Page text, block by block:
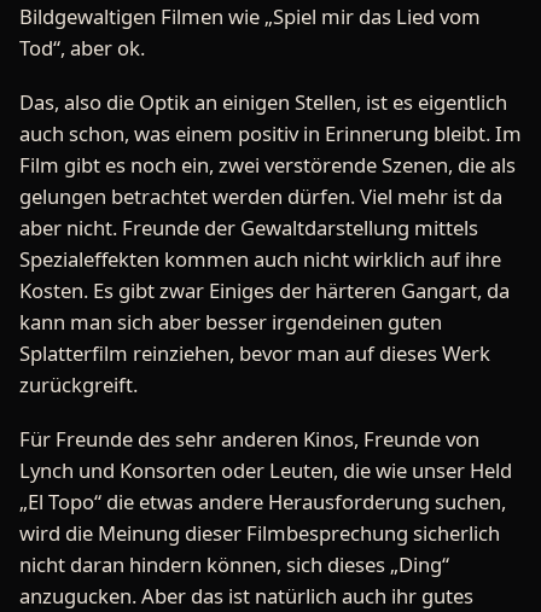
Bildgewaltigen Filmen wie „Spiel mir das Lied vom
Tod“, aber ok.
Das, also die Optik an einigen Stellen, ist es eigentlich
auch schon, was einem positiv in Erinnerung bleibt. Im
Film gibt es noch ein, zwei verstörende Szenen, die als
gelungen betrachtet werden dürfen. Viel mehr ist da
aber nicht. Freunde der Gewaltdarstellung mittels
Spezialeffekten kommen auch nicht wirklich auf ihre
Kosten. Es gibt zwar Einiges der härteren Gangart, da
kann man sich aber besser irgendeinen guten
Splatterfilm reinziehen, bevor man auf dieses Werk
zurückgreift.
Für Freunde des sehr anderen Kinos, Freunde von
Lynch und Konsorten oder Leuten, die wie unser Held
„El Topo“ die etwas andere Herausforderung suchen,
wird die Meinung dieser Filmbesprechung sicherlich
nicht daran hindern können, sich dieses „Ding“
anzugucken. Aber das ist natürlich auch ihr gutes